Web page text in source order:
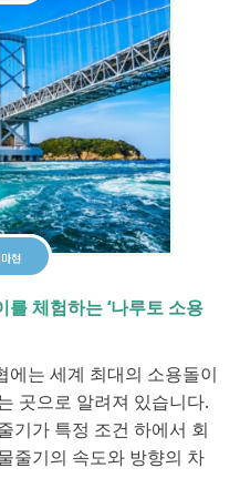
현
체험하는 ‘나루토 소용
에는 세계 최대의 소용돌이
곳으로 알려져 있습니다.
기가 특정 조건 하에서 회
줄기의 속도와 방향의 차